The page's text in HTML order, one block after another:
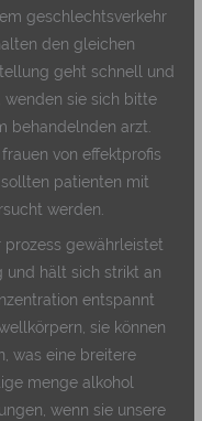
geschlechtsverkehr
den gleichen
geht schnell und
sie sich bitte
behandelnden arzt.
von effektprofis
patienten mit
werden.
prozess gewährleistet
und hält sich strikt an
entspannt
sie können
was eine breitere
menge alkohol
wenn sie unsere